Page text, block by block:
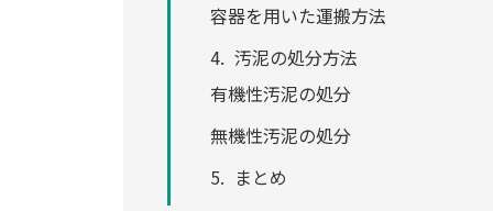
容器を用いた運搬方法
汚泥の処分方法
有機性汚泥の処分
無機性汚泥の処分
まとめ